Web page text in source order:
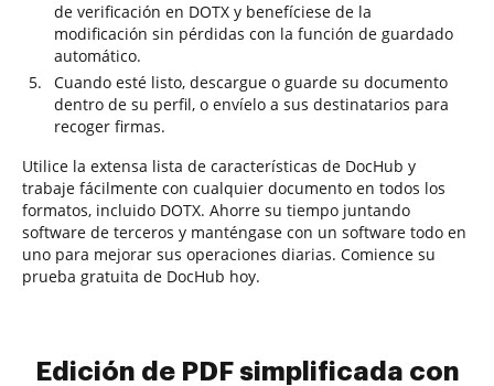
de verificación en DOTX y benefíciese de la
modificación sin pérdidas con la función de guardado
automático.
Cuando esté listo, descargue o guarde su documento
dentro de su perfil, o envíelo a sus destinatarios para
recoger firmas.
Utilice la extensa lista de características de DocHub y
trabaje fácilmente con cualquier documento en todos los
formatos, incluido DOTX. Ahorre su tiempo juntando
software de terceros y manténgase con un software todo en
uno para mejorar sus operaciones diarias. Comience su
prueba gratuita de DocHub hoy.
Edición de PDF simplificada con